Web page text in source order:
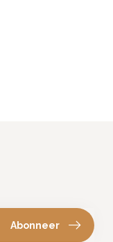
Abonneer